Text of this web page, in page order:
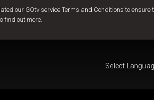
our GOtv service Terms and Conditions to ensure
find out more.
Select